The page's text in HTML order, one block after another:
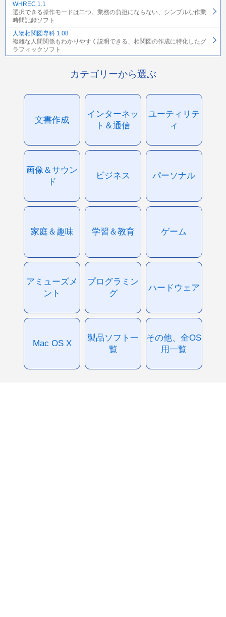
WHREC 1.1
選択できる操作モードは二つ。業務の負担にならない、シンプルな作業
時間記録ソフト
人物相関図専科 1.08
複雑な人間関係もわかりやすく説明できる、相関図の作成に特化したグ
ラフィックソフト
カテゴリーから選ぶ
文書作成
インターネッ
ト＆通信
ユーティリテ
ィ
画像＆サウン
ド
ビジネス パーソナル
家庭＆趣味 学習＆教育 ゲーム
アミューズメ
ント
プログラミン
グ
ハードウェア
Mac OS X
製品ソフト一
覧
その他、全OS
用一覧